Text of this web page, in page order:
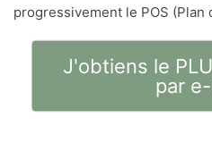
progressivement le POS (Plan
J'obtiens le
par